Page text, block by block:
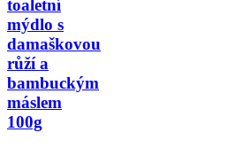
toaletní
mýdlo s
damaškovou
růží a
bambuckým
máslem
100g